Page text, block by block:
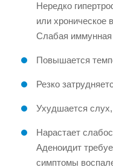
Нередко
или хроническое
Слабая иммунная
Повышается
Резко
Ухудшается слух,
Нарастает
Аденоидит
симптомы